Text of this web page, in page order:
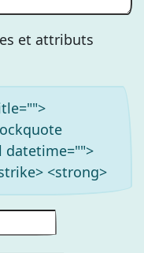
et attributs
datetime="">
<strong>